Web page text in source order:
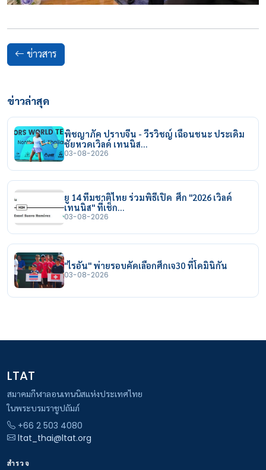
ข่าวสาร
ข่าวล่าสุด
พิชญาภัค ปราบจีน - วีรวิชญ์ เฉือนชนะ ประเดิม
ชัยหวดเวิลด์ เทนนิส…
03-08-2026
ยู 14 ทีมชาติไทย ร่วมพิธีเปิด ศึก "2026 เวิลด์
เทนนิส" ที่เช็ก…
03-08-2026
"ไรอัน" พ่ายรอบคัดเลือกศึกเจ30 ที่โดมินิกัน
03-08-2026
LTAT
สมาคมกีฬาลอนเทนนิสแห่งประเทศไทย
ในพระบรมราชูปถัมภ์
+66 2 503 4080
ltat_thai@ltat.org
สำรวจ